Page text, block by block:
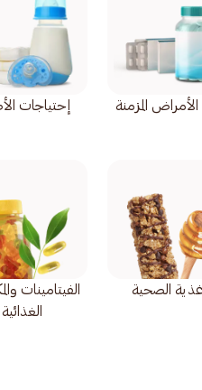
الأمراض المزمنة إحتياجات
الصحية
الفيتامينات
الغذائية